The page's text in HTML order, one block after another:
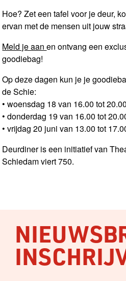
Hoe? Zet een tafel voor je deur,
ervan met de mensen uit jouw
Meld je aanen ontvang een
goodiebag!
Op deze dagen kun je je
de Schie:
• woensdag 18 van 16.00 tot
• donderdag 19 van 16.00 tot
• vrijdag 20 juni van 13.00 tot
Deurdiner is een initiatief van
Schiedam viert 750.